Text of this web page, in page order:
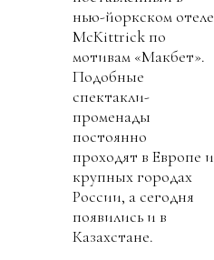
нью-йоркском отеле
McKittrick по
мотивам «Макбет».
Подобные
спектакли-
променады
постоянно
проходят в Европе и
крупных городах
России, а сегодня
появились и в
Казахстане.